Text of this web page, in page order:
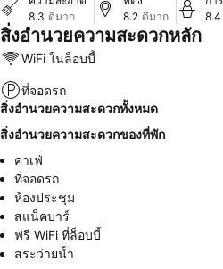
8.3 ดีมาก
8.2 ดีมาก
8.4
สิ่งอำนวยความสะดวกหลัก
WiFi ในล็อบบี้
ที่จอดรถ
สิ่งอำนวยความสะดวกทั้งหมด
สิ่งอำนวยความสะดวกของที่พัก
คาเฟ่
ที่จอดรถ
ห้องประชุม
สแน็คบาร์
ฟรี WiFi ที่ล็อบบี้
สระว่ายน้ำ